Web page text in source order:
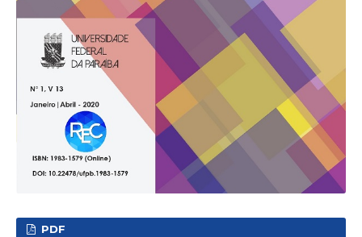
PDF